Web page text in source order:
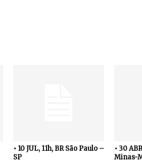
• 10 JUL, 11h, BR São Paulo –
SP
• 30
Minas-